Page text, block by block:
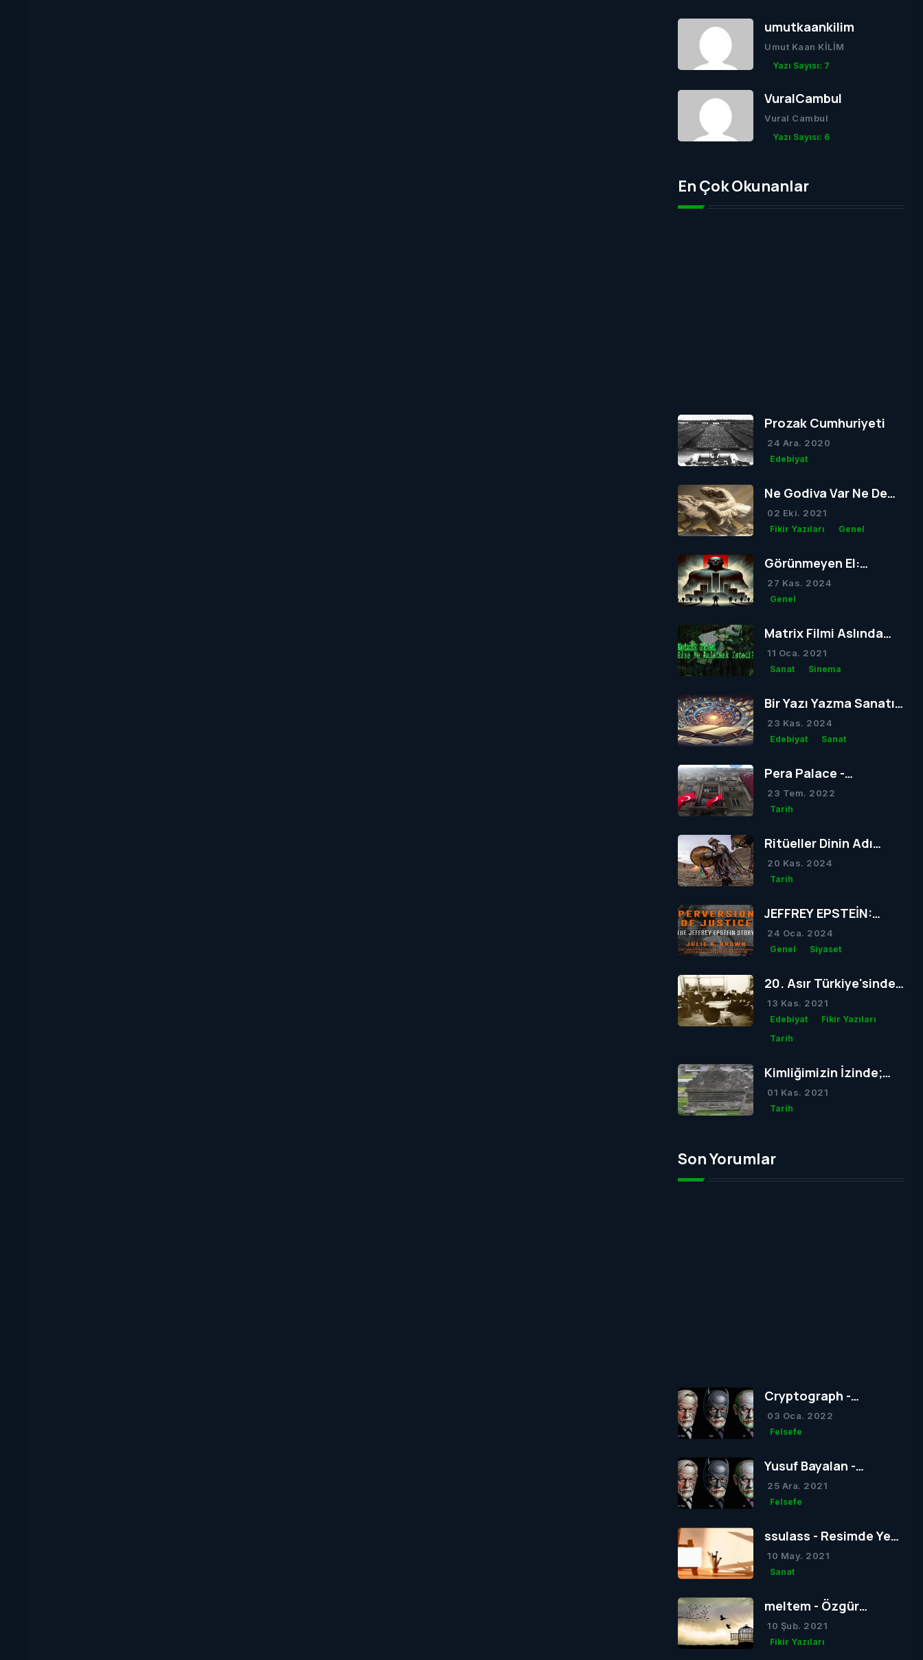
umutkaankilim
Umut Kaan KİLİM
Yazı Sayısı: 7
VuralCambul
Vural Cambul
Yazı Sayısı: 6
En Çok Okunanlar
Prozak Cumhuriyeti
24 Ara. 2020
Edebiyat
Ne Godiva Var Ne De
Kör Olacak Tom
02 Eki. 2021
Fikir Yazıları Genel
Görünmeyen El:
Müesses Nizam
27 Kas. 2024
Genel
Matrix Filmi Aslında
Bize Ne Anlatmak
İstedi?
11 Oca. 2021
Sanat Sinema
Bir Yazı Yazma Sanatı:
Lipogram
23 Kas. 2024
Edebiyat Sanat
Pera Palace -
Atatürk'ün Sıkça
Konakladığı Otel
23 Tem. 2022
Tarih
Ritüeller Dinin Adı
Olabilir mi?
20 Kas. 2024
Tarih
JEFFREY EPSTEİN:
Skandallarla Dolu Bir
Hayatın Ardındaki
24 Oca. 2024
Genel Siyaset
20. Asır Türkiye'sinde
Dil Girdabı
13 Kas. 2021
Edebiyat
Fikir Yazıları
Tarih
Kimliğimizin İzinde;
Osmanlı Mezar Taşları
01 Kas. 2021
Tarih
Son Yorumlar
Cryptograph -
Sigmund Freud’un
Yapısal Kuramı
03 Oca. 2022
Felsefe
Yusuf Bayalan -
Sigmund Freud’un
Yapısal Kuramı
25 Ara. 2021
Felsefe
ssulass - Resimde Yeni
Bir Dönem mi Yoksa Bir
Dönemin Sonu mu?
10 May. 2021
Sanat
meltem - Özgür
Düşünce
10 Şub. 2021
Fikir Yazıları